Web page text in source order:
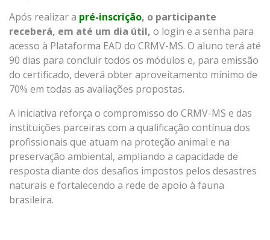
Após realizar a pré-inscrição, o participante
receberá, em até um dia útil, o login e a senha para
acesso à Plataforma EAD do CRMV-MS. O aluno terá até
90 dias para concluir todos os módulos e, para emissão
do certificado, deverá obter aproveitamento mínimo de
70% em todas as avaliações propostas.
A iniciativa reforça o compromisso do CRMV-MS e das
instituições parceiras com a qualificação contínua dos
profissionais que atuam na proteção animal e na
preservação ambiental, ampliando a capacidade de
resposta diante dos desafios impostos pelos desastres
naturais e fortalecendo a rede de apoio à fauna
brasileira.